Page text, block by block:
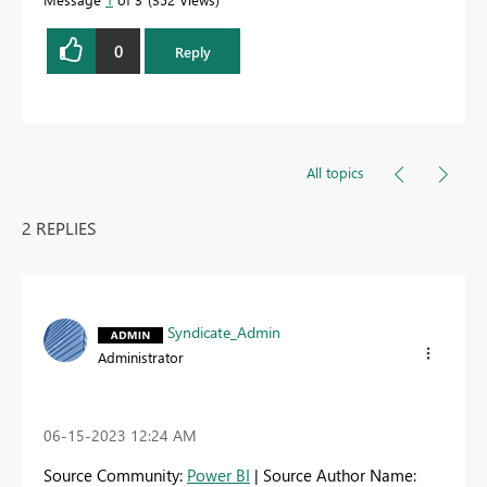
0 Reply
All topics
2 REPLIES
Syndicate_Admin
Administrator
‎06-15-2023 12:24 AM
Source Community: Power BI | Source Author Name: